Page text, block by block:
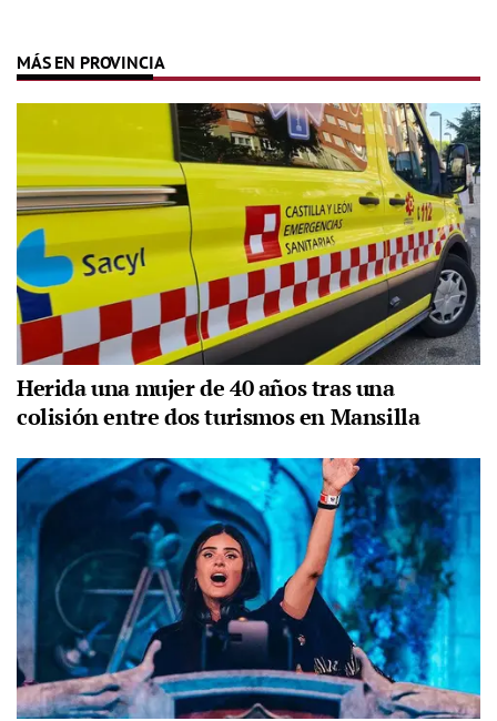
MÁS EN PROVINCIA
Herida una mujer de 40 años tras una
colisión entre dos turismos en Mansilla